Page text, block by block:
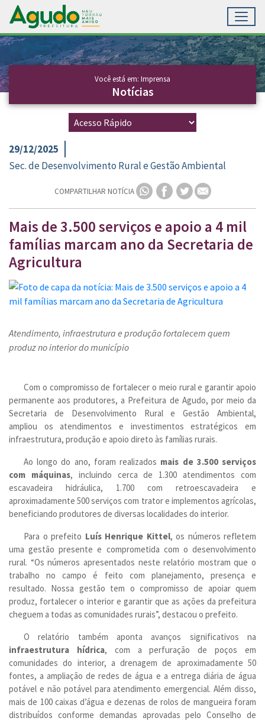
Ir para conteúdo principal
Conteúdo Principal
Você está em: Imprensa
Notícias
29/12/2025
Sec. de Desenvolvimento Rural e Gestão Ambiental
COMPARTILHAR NOTÍCIA
Mais de 3.500 serviços e apoio a 4 mil
famílias marcam ano da Secretaria de
Agricultura
Atendimento, infraestrutura e produção fortalecem quem
produz no interior do município
Com o compromisso de fortalecer o meio rural e garantir apoio
permanente aos produtores, a Prefeitura de Agudo, por meio da
Secretaria de Desenvolvimento Rural e Gestão Ambiental,
ampliou os atendimentos e investimentos estratégicos em
infraestrutura, produção e apoio direto às famílias rurais.
Ao longo do ano, foram realizados mais de 3.500 serviços
com máquinas, incluindo cerca de 1.300 atendimentos com
escavadeira hidráulica, 1.700 com retroescavadeira e
aproximadamente 500 serviços com trator e implementos agrícolas,
beneficiando produtores de diversas localidades do interior.
Para o prefeito Luís Henrique Kittel, os números refletem
uma gestão presente e comprometida com o desenvolvimento
rural. “Os números apresentados neste relatório mostram que o
trabalho no campo é feito com planejamento, presença e
resultado. Nossa gestão tem o compromisso de apoiar quem
produz, fortalecer o interior e garantir que as ações da prefeitura
cheguem a todas as comunidades rurais”, destacou o prefeito.
O relatório também aponta avanços significativos na
infraestrutura hídrica, com a perfuração de poços em
comunidades do interior, a drenagem de aproximadamente 50
fontes, a ampliação de redes de água e a entrega diária de água
potável e não potável para atendimento emergencial. Além disso,
mais de 100 caixas d’água e dezenas de rolos de mangueira foram
distribuídos conforme demandas aprovadas pelo Conselho de